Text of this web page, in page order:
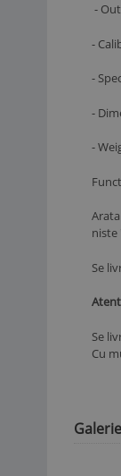
-
-
-
-
-
niste
Se
Se
Cu